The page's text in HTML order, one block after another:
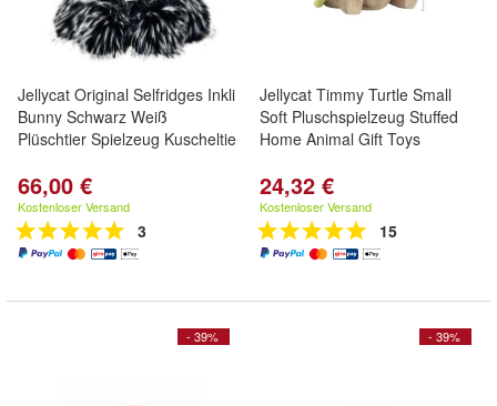
Jellycat Original Selfridges Inkli
Bunny Schwarz Weiß
Plüschtier Spielzeug Kuscheltie
66,00 €
Kostenloser Versand
3
Jellycat Timmy Turtle Small
Soft Pluschspielzeug Stuffed
Home Animal Gift Toys
24,32 €
Kostenloser Versand
15
- 39% - 39%